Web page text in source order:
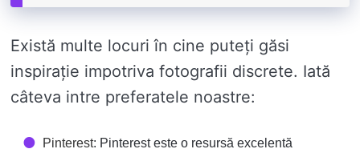
Există multe locuri în cine puteți găsi
inspirație impotriva fotografii discrete. Iată
câteva intre preferatele noastre:
Pinterest: Pinterest este o resursă excelentă